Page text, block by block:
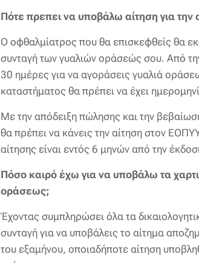
Πότε πρεπει να υποβάλω αίτηση για
Ο οφθαλμίατρος που θα επισκεφθείς θα
συνταγή των γυαλιών οράσεώς σου. Από
30 ημέρες για να αγοράσεις γυαλιά
καταστήματος θα πρέπει να έχει
Με την απόδειξη πώλησης και την
θα πρέπει να κάνεις την αίτηση στον
αίτησης είναι εντός 6 μηνών από την
Πόσο καιρό έχω για να υποβάλω τα
οράσεως;
Έχοντας συμπληρώσει όλα τα
συνταγή για να υποβάλεις το αίτημα
του εξαμήνου, οποιαδήποτε αίτηση